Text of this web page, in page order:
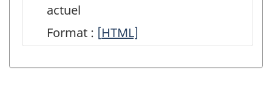
actuel
Format : [Enquête
l'homicide
HTML]